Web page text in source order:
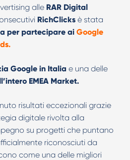
alle RAR Digital
RichClicksè stata
per partecipare ai Google
Google in Italia e una delle
EMEA Market.
risultati eccezionali grazie
digitale rivolta alla
su progetti che puntano
riconosciuti da
come una delle migliori